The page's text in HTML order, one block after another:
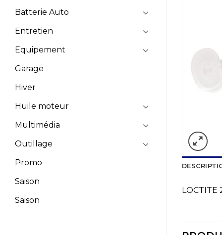
Batterie Auto
Entretien
Equipement
Garage
Hiver
Huile moteur
Multimédia
Outillage
Promo
Saison
Saison
LOCTITE